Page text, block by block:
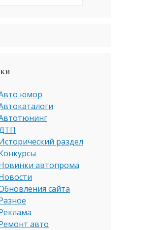
юмор
раздел
автопрома
сайта
авто